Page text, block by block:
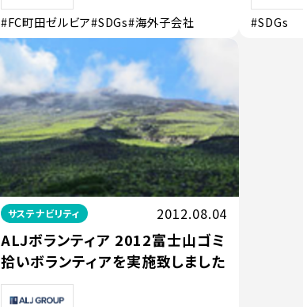
#FC町田ゼルビア#SDGs#海外子会社 #SDGs
サステナビリティ 2012.08.04
ALJボランティア 2012富士山ゴミ
拾いボランティアを実施致しました